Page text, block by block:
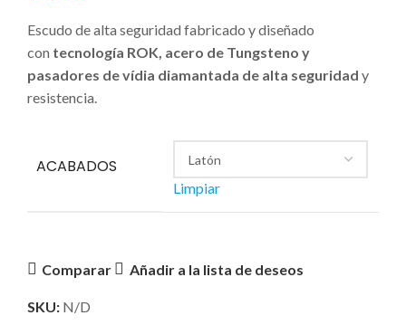
Escudo de alta seguridad fabricado y diseñado
con tecnología ROK, acero de Tungsteno y
pasadores de vídia diamantada de alta seguridad y
resistencia.
ACABADOS
Limpiar
Comparar Añadir a la lista de deseos
SKU: N/D